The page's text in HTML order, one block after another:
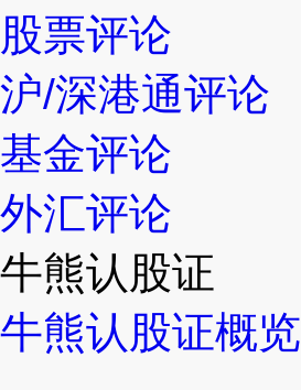
股票评论
沪/深港通评论
基金评论
外汇评论
牛熊认股证
牛熊认股证概览